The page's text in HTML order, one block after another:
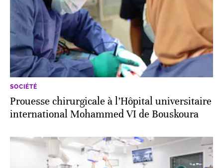
SOCIÉTÉ
Prouesse chirurgicale à l’Hôpital universitaire
international Mohammed VI de Bouskoura